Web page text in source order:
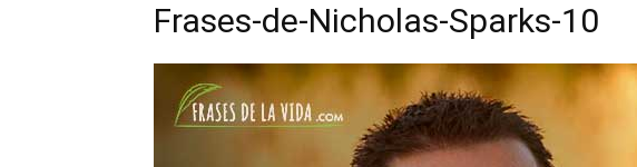
Frases-de-Nicholas-Sparks-10